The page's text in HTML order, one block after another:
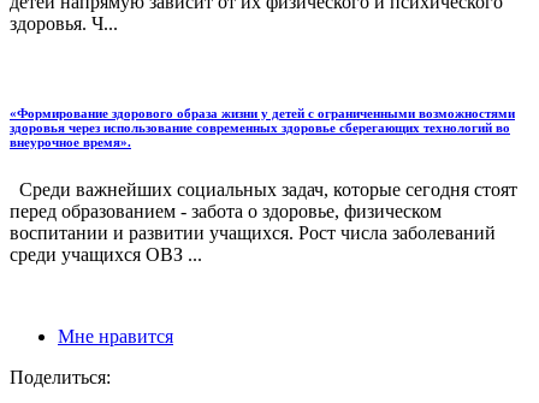
здоровья. Ч...
«Формирование здорового образа жизни у детей с ограниченными возможностями
здоровья через использование современных здоровье сберегающих технологий во
внеурочное время».
Среди важнейших социальных задач, которые сегодня стоят
перед образованием - забота о здоровье, физическом
воспитании и развитии учащихся. Рост числа заболеваний
среди учащихся ОВЗ ...
Мне нравится
Поделиться: